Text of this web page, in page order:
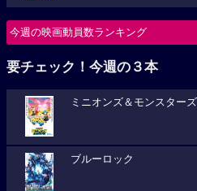
今週の映画動員数ランキング
要チェック！今週の３本
ミニオンズ＆モンスターズ
ブルーロック